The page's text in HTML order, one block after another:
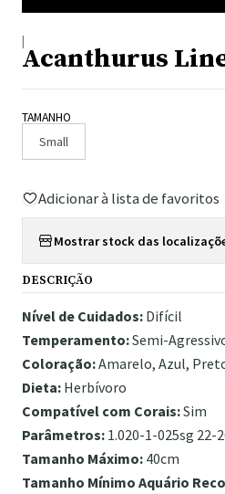
|
Acanthurus
TAMANHO
Small
Adicionar à lista de favoritos
Mostrar stock das
DESCRIÇÃO
Nível de Cuidados: Difícil
Temperamento:Semi-
Coloração:Amarelo, Azul,
Dieta: Herbívoro
Compatível com Corais:Sim
Parâmetros: 1.020-1-025sg 22-
Tamanho Máximo: 40cm
Tamanho Mínimo Aquário